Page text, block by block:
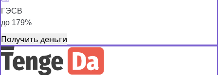
ГЭСВ
до 179%
Получить деньги